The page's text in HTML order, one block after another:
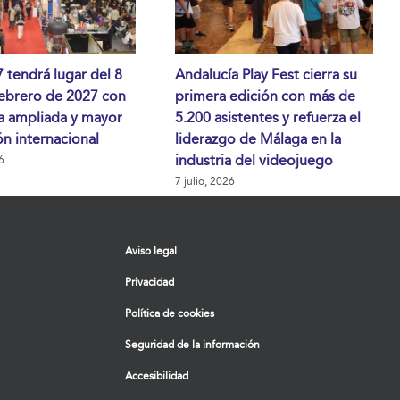
tendrá lugar del 8
de 2027 con
ampliada y mayor
internacional
Andalucía Play Fest cierra su
primera edición con más de
5.200 asistentes y refuerza el
liderazgo de Málaga en la
industria del videojuego
7 julio, 2026
Aviso legal
Privacidad
Política de cookies
Seguridad de la información
Accesibilidad